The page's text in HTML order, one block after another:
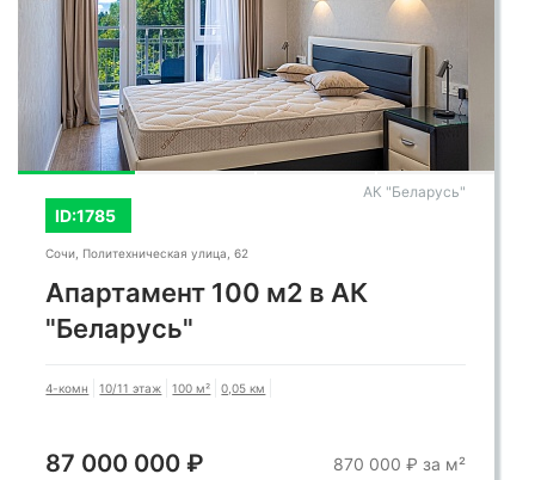
ID:1785
АК "Беларусь"
Сочи, Политехническая улица, 62
Апартамент 100 м2 в АК
"Беларусь"
4-комн 10/11 этаж 100 м² 0,05 км
87 000 000 ₽ 870 000 ₽ за м²